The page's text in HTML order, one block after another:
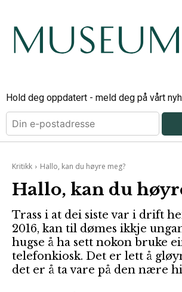
Hold deg oppdatert - meld deg på vårt
Kritikk Hallo, kan du høyre meg?
Hallo, kan du
Trass i at dei siste var i drift
2016, kan til dømes ikkje
hugse å ha sett nokon bruke
telefonkiosk. Det er lett å
det er å ta vare på den nære